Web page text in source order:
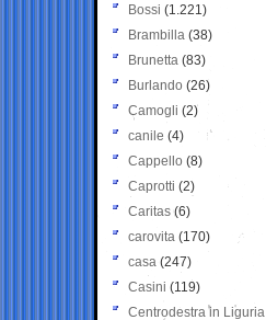
Bossi (1.221)
Brambilla (38)
Brunetta (83)
Burlando (26)
Camogli (2)
canile (4)
Cappello (8)
Caprotti (2)
Caritas (6)
carovita (170)
casa (247)
Casini (119)
Centrodestra in Liguria